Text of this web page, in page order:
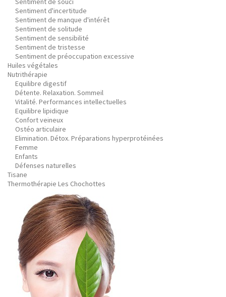
Sentiment d'incertitude
Sentiment de manque d'intérêt
Sentiment de solitude
Sentiment de sensibilité
Sentiment de tristesse
Sentiment de préoccupation excessive
Huiles végétales
Nutrithérapie
Equilibre digestif
Détente. Relaxation. Sommeil
Vitalité. Performances intellectuelles
Equilibre lipidique
Confort veineux
Ostéo articulaire
Elimination. Détox. Préparations hyperprotéinées
Femme
Enfants
Défenses naturelles
Tisane
Thermothérapie Les Chochottes